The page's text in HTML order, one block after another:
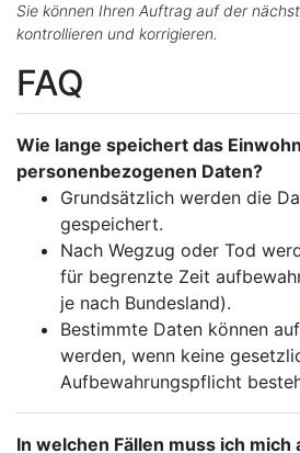
Sie können Ihren Auftrag auf der
kontrollieren und korrigieren.
FAQ
Wie lange speichert das
personenbezogenen Daten?
Grundsätzlich werden die
gespeichert.
Nach Wegzug oder Tod
für begrenzte Zeit
je nach Bundesland).
Bestimmte Daten können
werden, wenn keine
Aufbewahrungspflicht
In welchen Fällen muss ich mich